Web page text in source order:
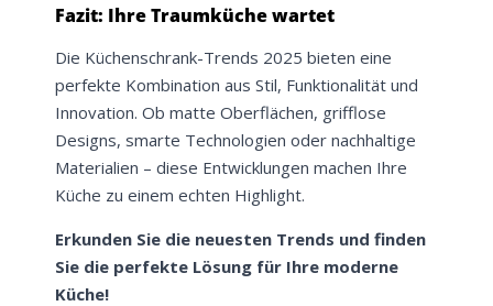
Fazit: Ihre Traumküche wartet
Die Küchenschrank-Trends 2025 bieten eine
perfekte Kombination aus Stil, Funktionalität und
Innovation. Ob matte Oberflächen, grifflose
Designs, smarte Technologien oder nachhaltige
Materialien – diese Entwicklungen machen Ihre
Küche zu einem echten Highlight.
Erkunden Sie die neuesten Trends und finden
Sie die perfekte Lösung für Ihre moderne
Küche!